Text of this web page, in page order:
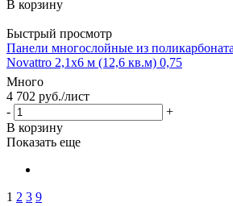
В корзину
Быстрый просмотр
Панели многослойные из
Novattro 2,1х6 м (12,6 кв.м) 0,75
Много
4 702 руб./лист
-
+
В корзину
Показать еще
1 2 3 9